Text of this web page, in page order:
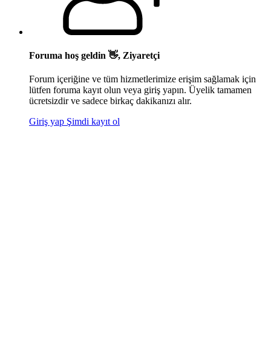
Foruma hoş geldin 👋, Ziyaretçi
Forum içeriğine ve tüm hizmetlerimize erişim sağlamak için
lütfen foruma kayıt olun veya giriş yapın. Üyelik tamamen
ücretsizdir ve sadece birkaç dakikanızı alır.
Giriş yap Şimdi kayıt ol